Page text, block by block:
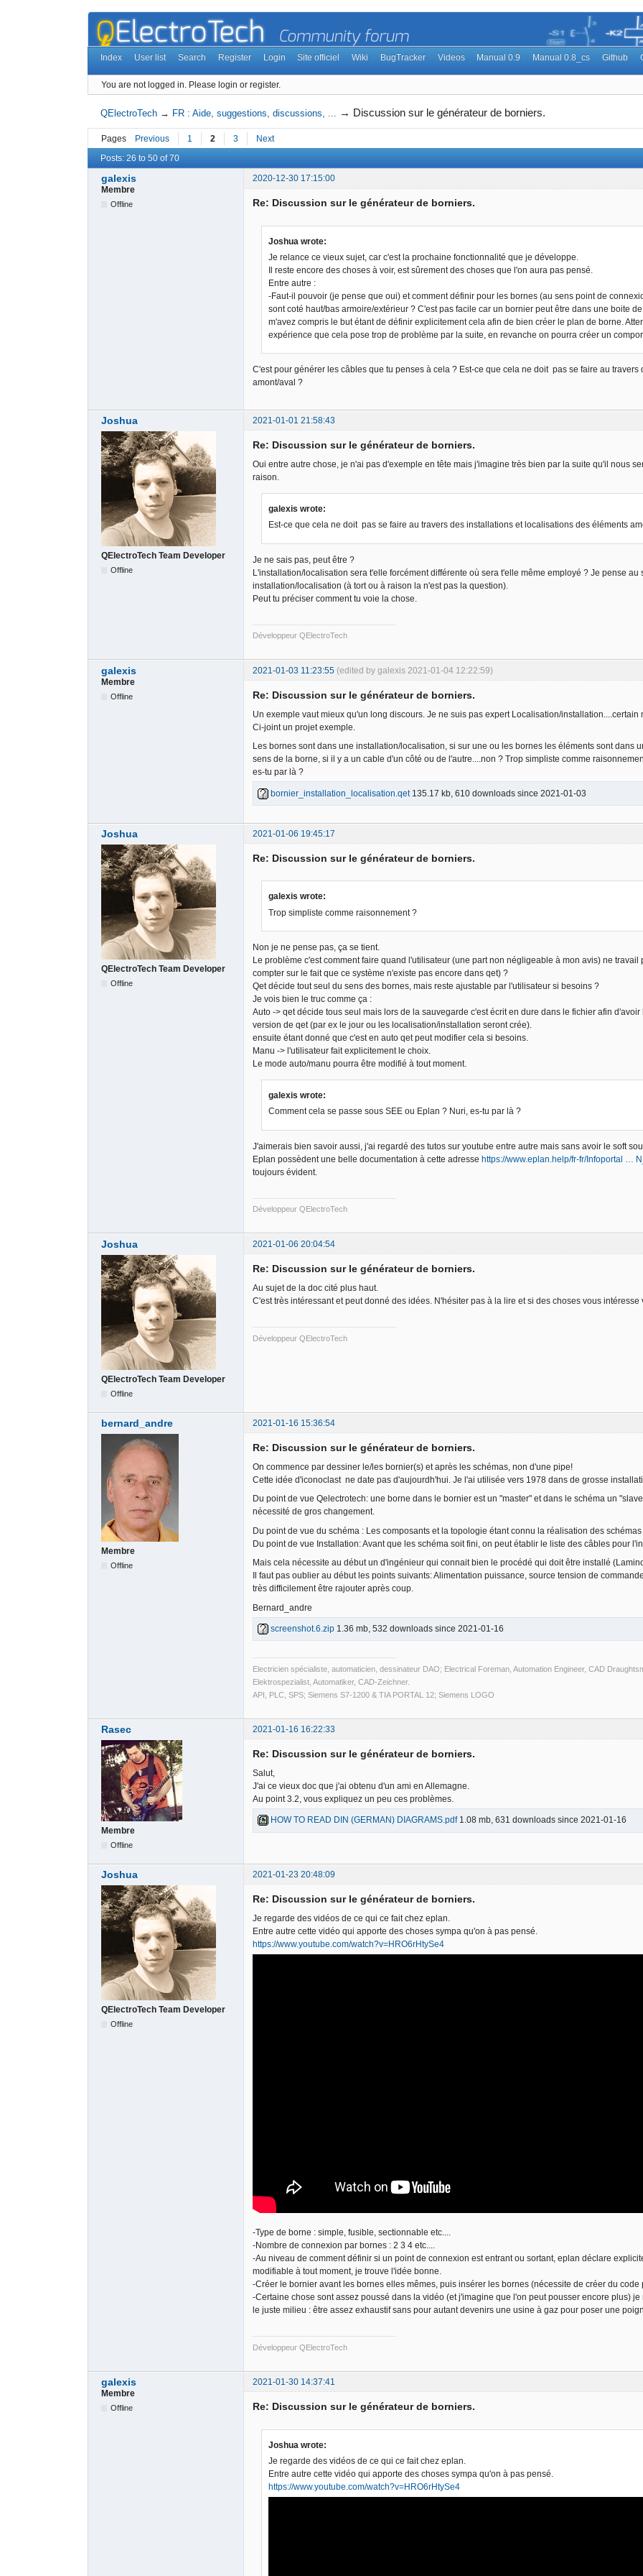
Index User list Search Register Login Site officiel Wiki BugTracker Videos Manual 0.9 Manual 0.8_cs Github
You are not logged in. Please login or register.
QElectroTech → FR : Aide, suggestions, discussions, ... → Discussion sur le générateur de borniers.
Pages Previous 1 2 3 Next
Posts: 26 to 50 of 70
galexis
2020-12-30 17:15:00
Membre
Offline Re: Discussion sur le générateur de borniers.
Joshua wrote:
Je relance ce vieux sujet, car c'est la prochaine fonctionnalité que je développe.
Il reste encore des choses à voir, est sûrement des choses que l'on aura pas pensé.
Entre autre :
-Faut-il pouvoir (je pense que oui) et comment définir pour les bornes (au sens point de
sont coté haut/bas armoire/extérieur ? C'est pas facile car un bornier peut être dans une boite
m'avez compris le but étant de définir explicitement cela afin de bien créer le plan de borne.
expérience que cela pose trop de problème par la suite, en revanche on pourra créer un
C'est pour générer les câbles que tu penses à cela ? Est-ce que cela ne doit pas se faire au
amont/aval ?
Joshua 2021-01-01 21:58:43
QElectroTech Team Developer
Offline
Re: Discussion sur le générateur de borniers.
Oui entre autre chose, je n'ai pas d'exemple en tête mais j'imagine très bien par la suite qu'il nous
raison.
galexis wrote:
Est-ce que cela ne doit pas se faire au travers des installations et localisations des éléments
Je ne sais pas, peut être ?
L'installation/localisation sera t'elle forcément différente où sera t'elle même employé ? Je pense
installation/localisation (à tort ou à raison la n'est pas la question).
Peut tu préciser comment tu voie la chose.
Développeur QElectroTech
galexis 2021-01-03 11:23:55 (edited by galexis 2021-01-04 12:22:59)
Membre
Offline Re: Discussion sur le générateur de borniers.
Un exemple vaut mieux qu'un long discours. Je ne suis pas expert Localisation/installation....certain
Ci-joint un projet exemple.
Les bornes sont dans une installation/localisation, si sur une ou les bornes les éléments sont dans
sens de la borne, si il y a un cable d'un côté ou de l'autre....non ? Trop simpliste comme
es-tu par là ?
bornier_installation_localisation.qet135.17 kb, 610 downloads since 2021-01-03
Joshua 2021-01-06 19:45:17
QElectroTech Team Developer
Offline
Re: Discussion sur le générateur de borniers.
galexis wrote:
Trop simpliste comme raisonnement ?
Non je ne pense pas, ça se tient.
Le problème c'est comment faire quand l'utilisateur (une part non négligeable à mon avis) ne
compter sur le fait que ce système n'existe pas encore dans qet) ?
Qet décide tout seul du sens des bornes, mais reste ajustable par l'utilisateur si besoins ?
Je vois bien le truc comme ça :
Auto -> qet décide tous seul mais lors de la sauvegarde c'est écrit en dure dans le fichier afin
version de qet (par ex le jour ou les localisation/installation seront crée).
ensuite étant donné que c'est en auto qet peut modifier cela si besoins.
Manu -> l'utilisateur fait explicitement le choix.
Le mode auto/manu pourra être modifié à tout moment.
galexis wrote:
Comment cela se passe sous SEE ou Eplan ? Nuri, es-tu par là ?
J'aimerais bien savoir aussi, j'ai regardé des tutos sur youtube entre autre mais sans avoir le soft
Eplan possèdent une belle documentation à cette adresse https://www.eplan.help/fr-fr/Infoportal …
toujours évident.
Développeur QElectroTech
Joshua 2021-01-06 20:04:54
QElectroTech Team Developer
Offline
Re: Discussion sur le générateur de borniers.
Au sujet de la doc cité plus haut.
C'est très intéressant et peut donné des idées. N'hésiter pas à la lire et si des choses vous
Développeur QElectroTech
bernard_andre 2021-01-16 15:36:54
Membre
Offline
Re: Discussion sur le générateur de borniers.
On commence par dessiner le/les bornier(s) et après les schémas, non d'une pipe!
Cette idée d'iconoclast ne date pas d'aujourdh'hui. Je l'ai utilisée vers 1978 dans de grosse
Du point de vue Qelectrotech: une borne dans le bornier est un "master" et dans le schéma un
nécessité de gros changement.
Du point de vue du schéma : Les composants et la topologie étant connu la réalisation des
Du point de vue Installation: Avant que les schéma soit fini, on peut établir le liste des câbles pour
Mais cela nécessite au début un d'ingénieur qui connait bien le procédé qui doit être installé
Il faut pas oublier au début les points suivants: Alimentation puissance, source tension de
très difficilement être rajouter après coup.
Bernard_andre
screenshot.6.zip 1.36 mb, 532 downloads since 2021-01-16
Electricien spécialiste, automaticien, dessinateur DAO; Electrical Foreman, Automation Engineer, CAD
Elektrospezialist, Automatiker, CAD-Zeichner.
API, PLC, SPS; Siemens S7-1200 & TIA PORTAL 12; Siemens LOGO
Rasec 2021-01-16 16:22:33
Membre
Offline
Re: Discussion sur le générateur de borniers.
Salut,
J'ai ce vieux doc que j'ai obtenu d'un ami en Allemagne.
Au point 3.2, vous expliquez un peu ces problèmes.
HOW TO READ DIN (GERMAN) DIAGRAMS.pdf1.08 mb, 631 downloads since 2021-01-16
Joshua 2021-01-23 20:48:09
QElectroTech Team Developer
Offline
Re: Discussion sur le générateur de borniers.
Je regarde des vidéos de ce qui ce fait chez eplan.
Entre autre cette vidéo qui apporte des choses sympa qu'on à pas pensé.
https://www.youtube.com/watch?v=HRO6rHtySe4
-Type de borne : simple, fusible, sectionnable etc....
-Nombre de connexion par bornes : 2 3 4 etc....
-Au niveau de comment définir si un point de connexion est entrant ou sortant, eplan déclare
modifiable à tout moment, je trouve l'idée bonne.
-Créer le bornier avant les bornes elles mêmes, puis insérer les bornes (nécessite de créer du
-Certaine chose sont assez poussé dans la vidéo (et j'imagine que l'on peut pousser encore plus)
le juste milieu : être assez exhaustif sans pour autant devenirs une usine à gaz pour poser une
Développeur QElectroTech
galexis
2021-01-30 14:37:41
Membre
Offline Re: Discussion sur le générateur de borniers.
Joshua wrote:
Je regarde des vidéos de ce qui ce fait chez eplan.
Entre autre cette vidéo qui apporte des choses sympa qu'on à pas pensé.
https://www.youtube.com/watch?v=HRO6rHtySe4